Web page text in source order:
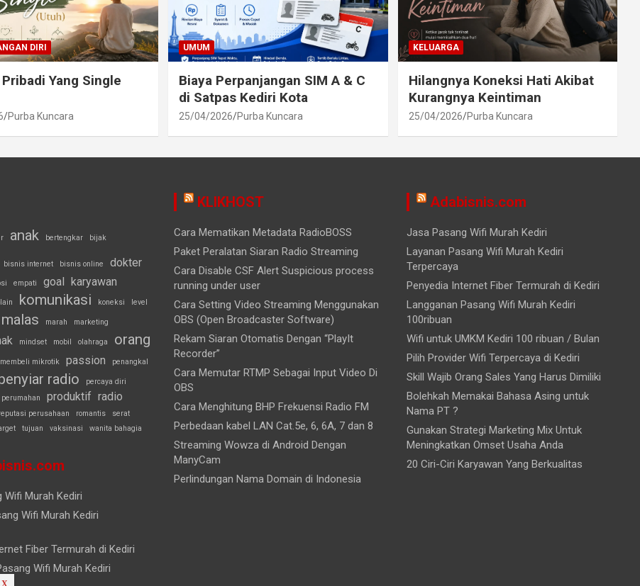
DIRI
Yang Single
Purba Kuncara
UMUM
Biaya Perpanjangan SIM A & C
di Satpas Kediri Kota
25/04/2026 Purba Kuncara
KELUARGA
Hilangnya Koneksi Hati Akibat
Kurangnya Keintiman
25/04/2026 Purba Kuncara
anak bertengkar bijak
bisnis internet bisnis online dokter
empati goal karyawan
komunikasi koneksi level
malas marah marketing
mindset mobil olahraga
orang
mikrotik passion penangkal
radio percaya diri
perumahan produktif radio
perusahaan romantis
serat
tujuan vaksinasi wanita bahagia
Wifi Murah Kediri
Wifi Murah Kediri
Fiber Termurah di Kediri
Wifi Murah Kediri
KLIKHOST
Cara Mematikan Metadata RadioBOSS
Paket Peralatan Siaran Radio Streaming
Cara Disable CSF Alert Suspicious process
running under user
Cara Setting Video Streaming Menggunakan
OBS (Open Broadcaster Software)
Rekam Siaran Otomatis Dengan “PlayIt
Recorder”
Cara Memutar RTMP Sebagai Input Video Di
OBS
Cara Menghitung BHP Frekuensi Radio FM
Perbedaan kabel LAN Cat.5e, 6, 6A, 7 dan 8
Streaming Wowza di Android Dengan
ManyCam
Perlindungan Nama Domain di Indonesia
Adabisnis.com
Jasa Pasang Wifi Murah Kediri
Layanan Pasang Wifi Murah Kediri
Terpercaya
Penyedia Internet Fiber Termurah di Kediri
Langganan Pasang Wifi Murah Kediri
100ribuan
Wifi untuk UMKM Kediri 100 ribuan / Bulan
Pilih Provider Wifi Terpercaya di Kediri
Skill Wajib Orang Sales Yang Harus Dimiliki
Bolehkah Memakai Bahasa Asing untuk
Nama PT ?
Gunakan Strategi Marketing Mix Untuk
Meningkatkan Omset Usaha Anda
20 Ciri-Ciri Karyawan Yang Berkualitas
X